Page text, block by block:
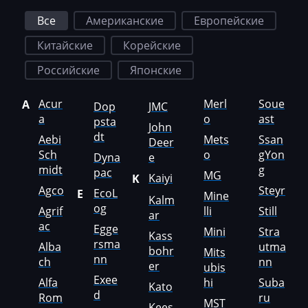
Furukawa
GAC
Geely
Gehl
Genset
GMC
Great Wall
Grove
Groz
Hafei
Все Американские
Европейские
Китайские
Корейские
Российские
Японские
A Acur
a
Aebi
Sch
midt
Agco
Agrif
ac
Alba
ch
Alfa
Rom
Dop
psta
dt
Dyna
pac
E
EcoL
og
Egge
rsma
nn
Exee
d
JMC
John
Deer
e
K
Kaiyi
Kalm
ar
Kass
bohr
er
Kato
Merl
o
Mets
o
MG
Mine
lli
Mini
Mits
ubis
hi
MST
Soue
ast
Ssan
gYon
g
Steyr
Still
Stra
utma
nn
Suba
ru